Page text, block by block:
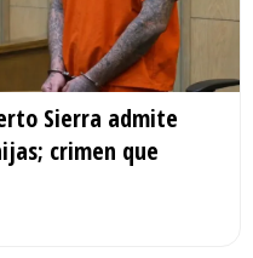
Sierra admite
crimen que